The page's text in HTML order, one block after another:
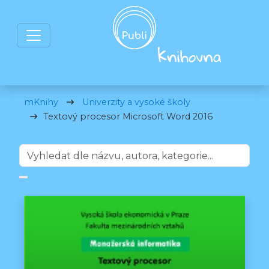
mKnihy
Univerzity a vysoké školy
Textový procesor Microsoft Word 2016